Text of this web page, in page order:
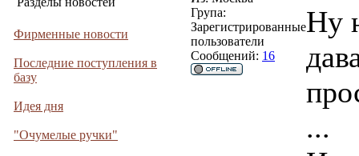
Фирменные новости
Последние поступления в
базу
Идея дня
"Очумелые ручки"
Група:
Зарегистрированные
пользователи
Сообщений: 16
Ну
...